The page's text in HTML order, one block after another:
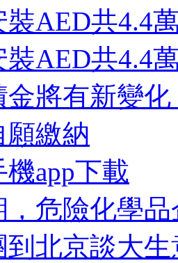
AED共4.4
AED共4.4
金將有新變
願繳納
app下載
，危險化學
到北京談大